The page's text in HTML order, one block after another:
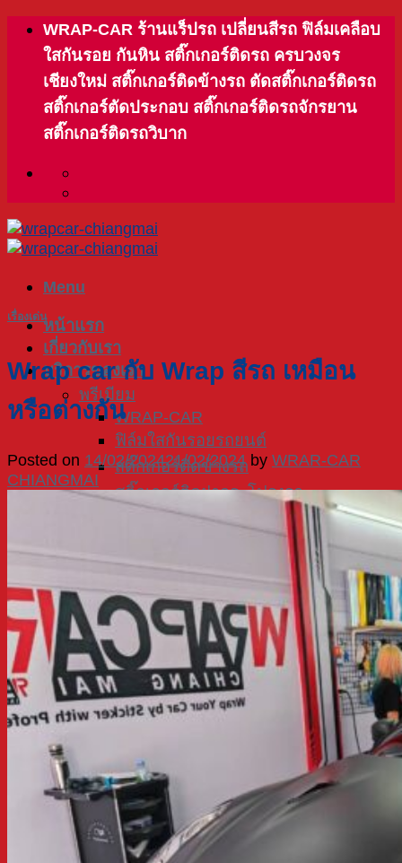
Skip
content
WRAP-CAR ร้านแร็ปรถ เปลี่ยนสีรถ ฟิล์มเคลือบ
ใสกันรอย กันหิน สติ๊กเกอร์ติดรถ ครบวงจร
เชียงใหม่ สติ๊กเกอร์ติดข้างรถ ตัดสติ๊กเกอร์ติดรถ
สติ๊กเกอร์ตัดประกอบ สติ๊กเกอร์ติดรถจักรยาน
สติ๊กเกอร์ติดรถวิบาก
Menu
หน้าแรก
เกี่ยวกับเรา
บริการของเรา
พรีเมียม
WRAP-CAR
ฟิล์มใสกันรอยรถยนต์
สติ๊กเกอร์ติดข้างรถ
สติ๊กเกอร์ติดฝากระโปรงรถ
สติ๊กเกอร์เคฟล่า
มอเตอร์ไซค์
สติ๊กเกอร์ติดรถมอเตอร์ไซค์
สติ๊กเกอร์หมวกกันน็อค
สติ๊กเกอร์ติดล้อรถมอเตอร์ไซค์
สติ๊กเกอร์ติดรถวิบาก
สติ๊กเกอร์เอ็นดูโร่
จักรยาน
สติ๊กเกอร์ติดหมวกจักรยาน
สติ๊กเกอร์ติดล้อจักรยาน
ผลงานทั้งหมด
บทความ
เรื่องเด่น
Wrap car กับ Wrap สีรถ เหมือน
หรือต่างกัน
Posted on 14/02/202421/02/2024 by WRAR-CAR
CHIANGMAI